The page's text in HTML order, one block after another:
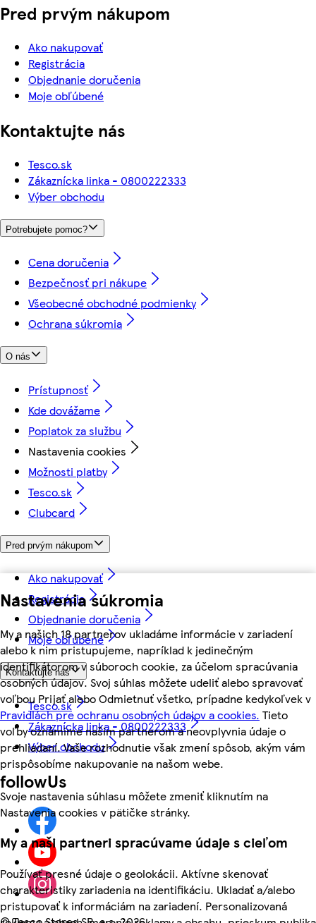
Nastavenia súkromia
My a našich 18 partnerov ukladáme informácie v zariadení
alebo k nim pristupujeme, napríklad k jedinečným
identifikátorom v súboroch cookie, za účelom spracúvania
osobných údajov. Svoj súhlas môžete udeliť alebo spravovať
voľbou Prijať alebo Odmietnuť všetko, prípadne kedykoľvek v
Pravidlách pre ochranu osobných údajov a cookies. Tieto
voľby oznámime našim partnerom a neovplyvnia údaje o
prehliadaní. Vaše rozhodnutie však zmení spôsob, akým vám
prispôsobíme nakupovanie na našom webe.
Svoje nastavenia súhlasu môžete zmeniť kliknutím na
Nastavenia cookies v pätičke stránky.
My a naši partneri spracúvame údaje s cieľom
Používať presné údaje o geolokácii. Aktívne skenovať
charakteristiky zariadenia na identifikáciu. Ukladať a/alebo
pristupovať k informáciám na zariadení. Personalizovaná
Pred prvým nákupom
Ako nakupovať
Registrácia
Objednanie doručenia
Moje obľúbené
Kontaktujte nás
Tesco.sk
Zákaznícka linka - 0800222333
Výber obchodu
Potrebujete pomoc?
Cena doručenia
Bezpečnosť pri nákupe
Všeobecné obchodné podmienky
Ochrana súkromia
O nás
Prístupnosť
Kde dovážame
Poplatok za službu
Nastavenia cookies
Možnosti platby
Tesco.sk
Clubcard
Pred prvým nákupom
Ako nakupovať
Registrácia
Objednanie doručenia
Moje obľúbené
Kontaktujte nás
Tesco.sk
Zákaznícka linka - 0800222333
Výber obchodu
followUs